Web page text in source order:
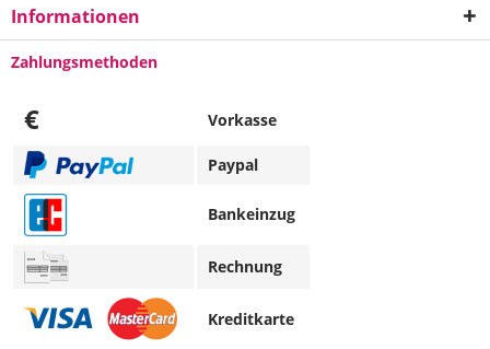
Informationen
Zahlungsmethoden
€ Vorkasse
Paypal
Bankeinzug
Rechnung
Kreditkarte